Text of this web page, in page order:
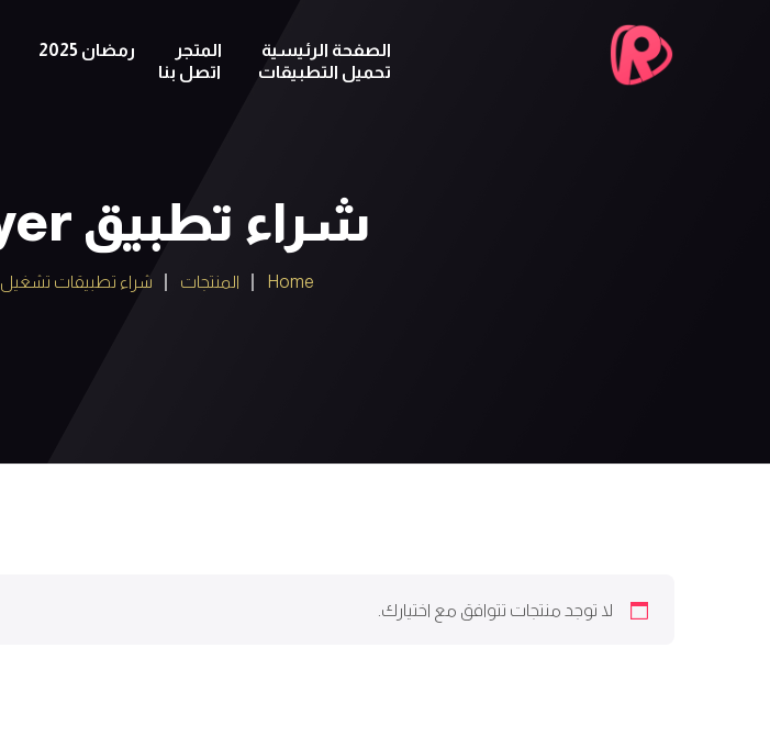
الصفحة الرئيسية المتجر رمضان 2025
تحميل التطبيقات
اتصل بنا
شراء تطبيق Virginia Player
Home المنتجات شراء تطبيقات تشغيل iptv
لا توجد منتجات تتوافق مع اختيارك.